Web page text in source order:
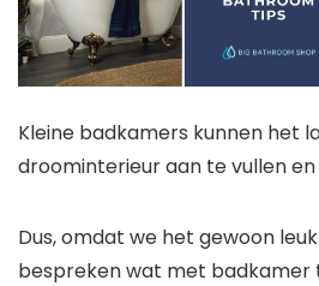
Kleine badkamers kunnen het
droominterieur aan te vullen
Dus, omdat we het gewoon
bespreken wat met badkamer